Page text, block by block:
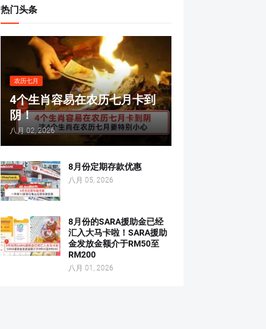
热门头条
农历七月
4个生肖容易在农历七月卡到
阴！
八月 02, 2026
8月份定期存款优惠
八月 05, 2026
8月份的SARA援助金已经
汇入大马卡啦！SARA援助
金发放金额介于RM50至
RM200
八月 01, 2026